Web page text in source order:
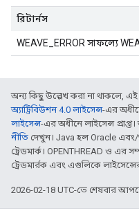
রিটার্নস
WEAVE_ERROR সাফল্যে
অন্য কিছু উল্লেখ করা না থাকলে, এই
অ্যাট্রিবিউশন 4.0 লাইসেন্স-এর
লাইসেন্স-এর অধীনে লাইসেন্স
নীতি দেখুন। Java হল Oracle এবং/
ট্রেডমার্ক। OPENTHREAD ও এর
ট্রেডমার্রক এবং এগুলিকে
2026-02-18 UTC-তে শেষবার